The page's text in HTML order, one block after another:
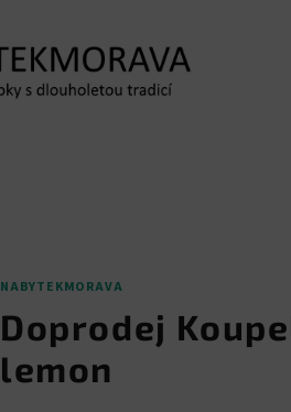
NABYTEKMORAVA
Doprodej
lemon